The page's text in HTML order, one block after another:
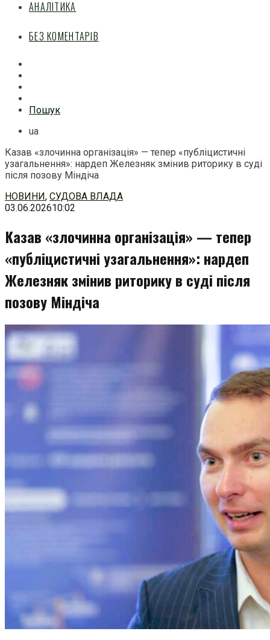
АНАЛІТИКА
БЕЗ КОМЕНТАРІВ
Пошук
ua
Казав «злочинна організація» — тепер «публіцистичні
узагальнення»: нардеп Железняк змінив риторику в суді
після позову Міндіча
Перейти
до
НОВИНИ, СУДОВА ВЛАДА
03.06.202610:02
Казав «злочинна організація» — тепер
«публіцистичні узагальнення»: нардеп
Железняк змінив риторику в суді після
позову Міндіча